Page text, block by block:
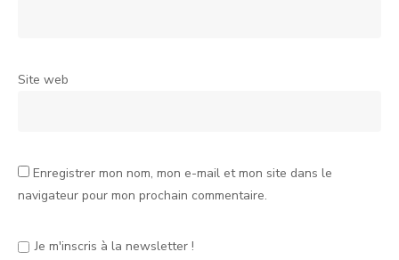
Site web
Enregistrer mon nom, mon e-mail et mon site dans le
navigateur pour mon prochain commentaire.
Je m'inscris à la newsletter !